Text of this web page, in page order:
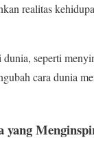
realitas
seperti
cara dunia